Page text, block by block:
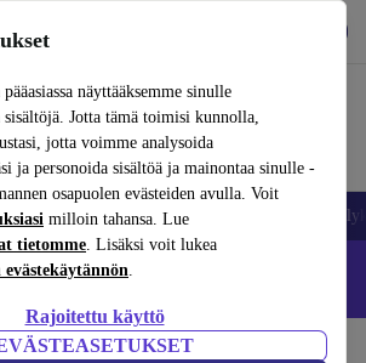
näyttääksemme sinulle
Jotta tämä toimisi kunnolla,
jotta voimme analysoida
ja personoida sisältöä ja mainontaa sinulle -
osapuolen evästeiden avulla. Voit
milloin tahansa. Lue
tietomme. Lisäksi voit lukea
.
Rajoitettu käyttö
nopeasti ja helposti
Kannettavat tietokoneet
– Koodi: IPHONEDEAL –